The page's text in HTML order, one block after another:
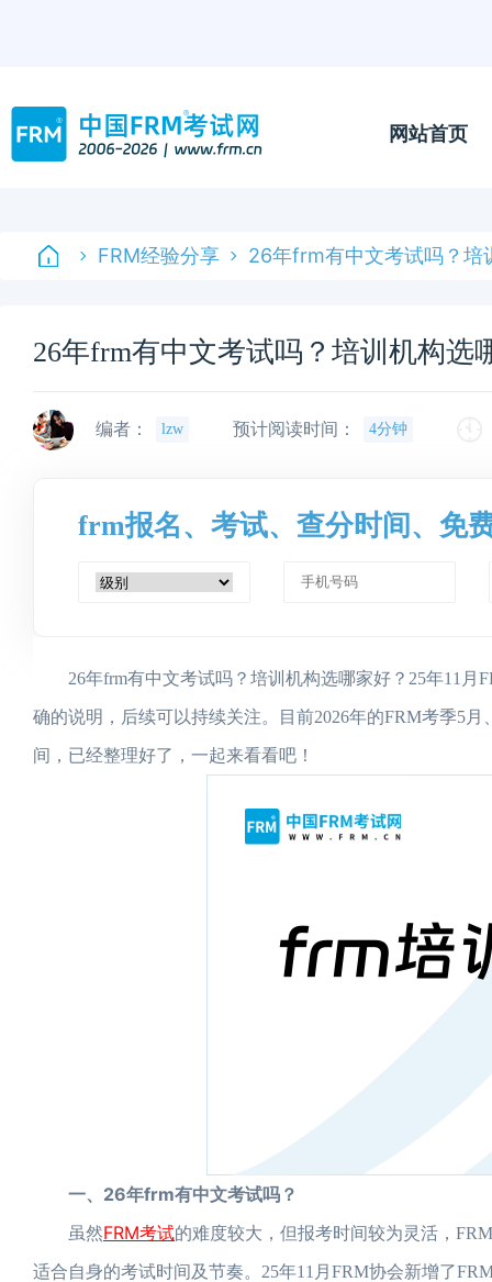
网站首页
FRM经验分享 26年frm有中文考试吗？培
26年frm有中文考试吗？培训机构选
编者： lzw 预计阅读时间： 4分钟
frm报名、考试、查分时间、免
26年frm有中文考试吗？培训机构选哪家好？25年11月
确的说明，后续可以持续关注。目前2026年的FRM考季5
间，已经整理好了，一起来看看吧！
一、26年frm有中文考试吗？
虽然FRM考试的难度较大，但报考时间较为灵活，
适合自身的考试时间及节奏。25年11月FRM协会新增了